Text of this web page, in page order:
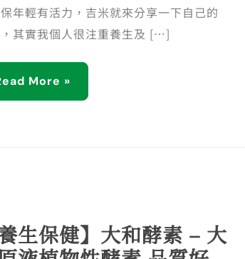
年輕有活力，吉米就來分享一下自己的
其實我個人很注重養生及 […]
More »
養生保健】大和酵素 – 大